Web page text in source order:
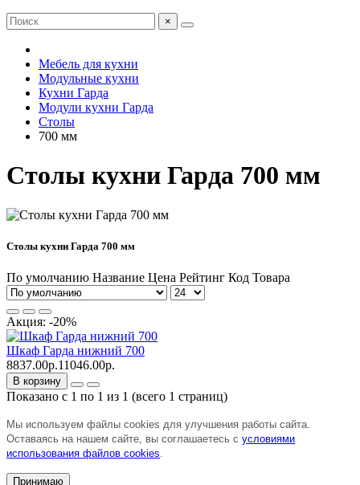
×
Мебель для кухни
Модульные кухни
Кухни Гарда
Модули кухни Гарда
Столы
700 мм
Столы кухни Гарда 700 мм
Столы кухни Гарда 700 мм
По умолчанию Название Цена Рейтинг Код Товара
Акция: -20%
Шкаф Гарда нижний 700
8837.00р.11046.00р.
В корзину
Показано с 1 по 1 из 1 (всего 1 страниц)
Мы используем файлы cookies для улучшения работы сайта.
Оставаясь на нашем сайте, вы соглашаетесь с условиями
использования файлов cookies.
Принимаю